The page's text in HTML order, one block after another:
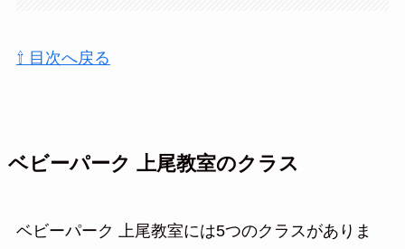
⇧ 目次へ戻る
ベビーパーク 上尾教室のクラス
ベビーパーク 上尾教室には5つのクラスがありま